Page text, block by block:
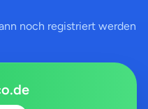
noch registriert werden